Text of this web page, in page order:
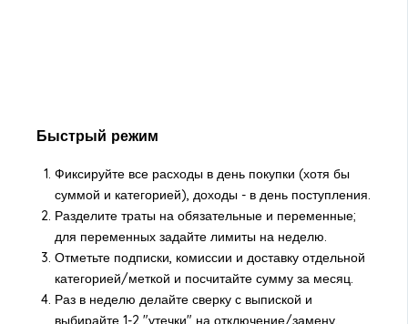
Быстрый режим
Фиксируйте все расходы в день покупки (хотя бы
суммой и категорией), доходы - в день поступления.
Разделите траты на обязательные и переменные;
для переменных задайте лимиты на неделю.
Отметьте подписки, комиссии и доставку отдельной
категорией/меткой и посчитайте сумму за месяц.
Раз в неделю делайте сверку с выпиской и
выбирайте 1-2 "утечки" на отключение/замену.